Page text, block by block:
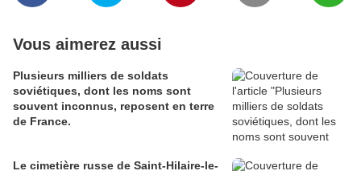
Vous aimerez aussi
Plusieurs milliers de soldats
soviétiques, dont les noms sont
souvent inconnus, reposent en terre
de France.
Le cimetière russe de Saint-Hilaire-le-